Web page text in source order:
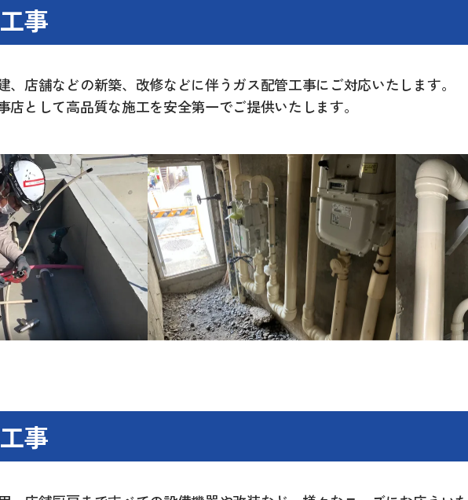
事
、店舗などの新築、改修などに伴うガス配管工事にご対応いたします。
店として高品質な施工を安全第一でご提供いたします。
事